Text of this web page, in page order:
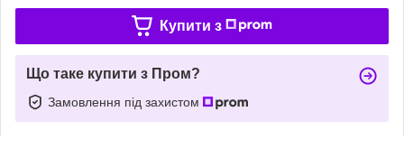
Купити з
Що таке купити з Пром?
Замовлення під захистом